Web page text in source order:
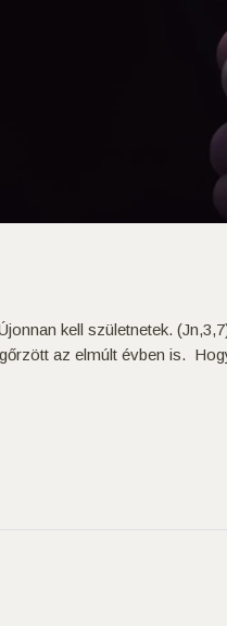
kell születnetek.
az elmúlt évben is.